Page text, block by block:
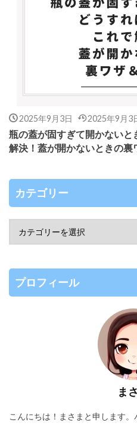
2025年9月3日 2025年9月3
瓶の蓋が固すぎて開かない
解決！蓋が開かないときの裏
カテゴリー
プロフィール
ま
こんにちは！まさまと申します